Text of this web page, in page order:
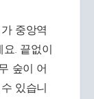
중앙역
. 끝없이
숲이 어
있습니